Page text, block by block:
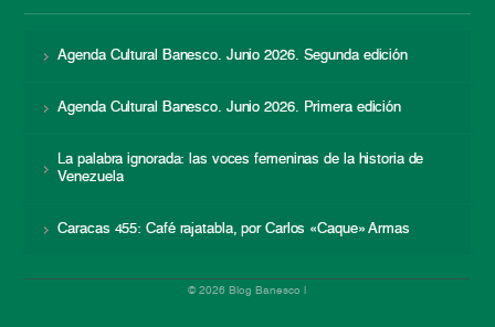
Agenda Cultural Banesco. Junio 2026. Segunda edición
Agenda Cultural Banesco. Junio 2026. Primera edición
La palabra ignorada: las voces femeninas de la historia de
Venezuela
Caracas 455: Café rajatabla, por Carlos «Caque» Armas
© 2026 Blog Banesco |